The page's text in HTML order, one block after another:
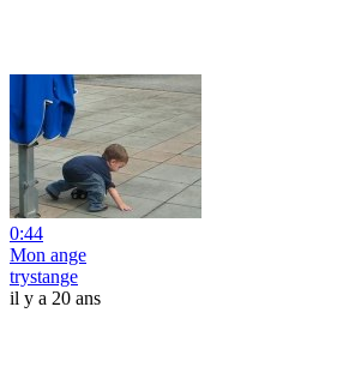
0:44
Mon ange
trystange
il y a 20 ans